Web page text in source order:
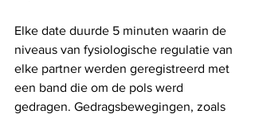
Elke date duurde 5 minuten waarin de
niveaus van fysiologische regulatie van
elke partner werden geregistreerd met
een band die om de pols werd
gedragen. Gedragsbewegingen, zoals